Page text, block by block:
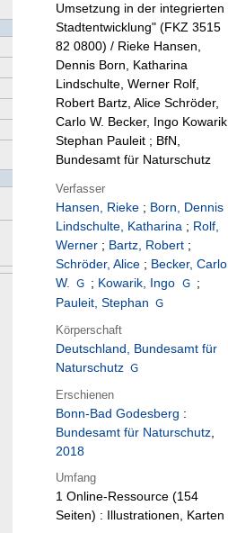
Umsetzung in der integrierten
Stadtentwicklung" (FKZ 3515
82 0800) / Rieke Hansen,
Dennis Born, Katharina
Lindschulte, Werner Rolf,
Robert Bartz, Alice Schröder,
Carlo W. Becker, Ingo
Stephan Pauleit ; BfN,
Bundesamt für Naturschutz
Verfasser
Hansen, Rieke ; Born, Dennis
Lindschulte, Katharina ; Rolf,
Werner ; Bartz, Robert ;
Schröder, Alice ; Becker, Carlo
W.
; Kowarik, Ingo
;
Pauleit, Stephan
Körperschaft
Deutschland, Bundesamt für
Naturschutz
Erschienen
Bonn-Bad Godesberg :
Bundesamt für Naturschutz,
2018
Umfang
1 Online-Ressource (154
Seiten) : Illustrationen, Karten